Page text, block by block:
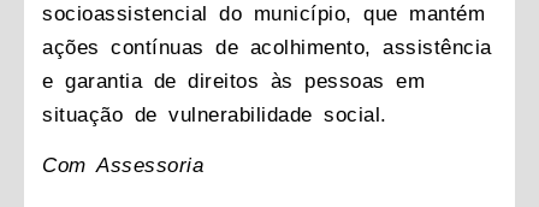
socioassistencial do município, que mantém
ações contínuas de acolhimento, assistência
e garantia de direitos às pessoas em
situação de vulnerabilidade social.
Com Assessoria